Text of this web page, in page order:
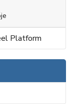
Platform